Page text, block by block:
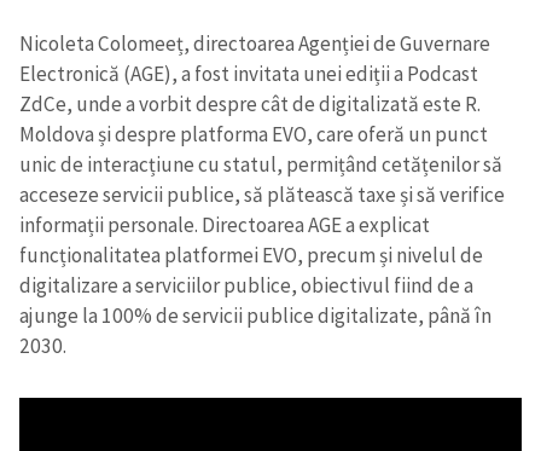
Nicoleta Colomeeț, directoarea Agenției de Guvernare
Electronică (AGE), a fost invitata unei ediții a Podcast
ZdCe, unde a vorbit despre cât de digitalizată este R.
Moldova și despre platforma EVO, care oferă un punct
unic de interacțiune cu statul, permițând cetățenilor să
acceseze servicii publice, să plătească taxe și să verifice
informații personale. Directoarea AGE a explicat
funcționalitatea platformei EVO, precum și nivelul de
digitalizare a serviciilor publice, obiectivul fiind de a
ajunge la 100% de servicii publice digitalizate, până în
2030.